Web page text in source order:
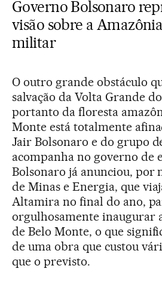
Governo Bolsonaro
visão sobre a
militar
O outro grande obstáculo
salvação da Volta Grande
portanto da floresta
Monte está totalmente
Jair Bolsonaro e do grupo
acompanha no governo de
Bolsonaro já anunciou, por
de Minas e Energia, que
Altamira no final do ano,
orgulhosamente inaugurar
de Belo Monte, o que
de uma obra que custou
que o previsto.